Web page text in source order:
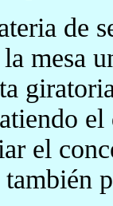
de
la mesa
el